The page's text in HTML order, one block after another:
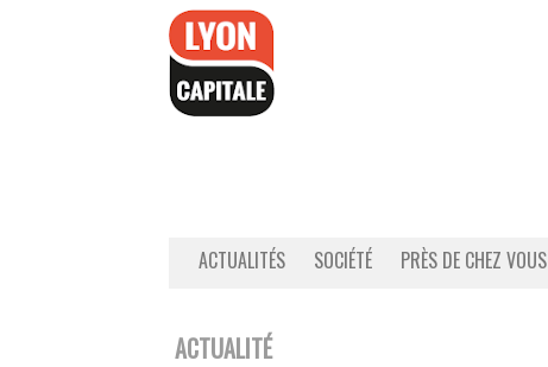
ACTUALITÉS SOCIÉTÉ PRÈS DE CHEZ VOUS
ACTUALITÉ